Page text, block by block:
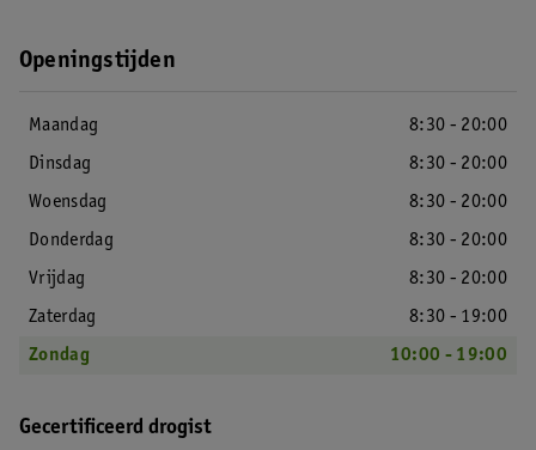
Openingstijden
Maandag
8:30 - 20:00
Dinsdag
8:30 - 20:00
Woensdag
8:30 - 20:00
Donderdag
8:30 - 20:00
Vrijdag
8:30 - 20:00
Zaterdag
8:30 - 19:00
Zondag
10:00 - 19:00
Gecertificeerd drogist